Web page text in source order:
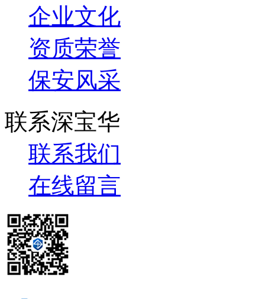
企业文化
资质荣誉
保安风采
联系深宝华
联系我们
在线留言